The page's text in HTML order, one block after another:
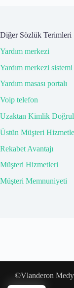
Diğer Sözlük Terimleri
Yardım merkezi
Yardım merkezi sistemi
Yardım masası portalı
Voip telefon
Uzaktan Kimlik
Üstün Müşteri
Rekabet Avantajı
Müşteri Hizmetleri
Müşteri Memnuniyeti
©Vlanderon